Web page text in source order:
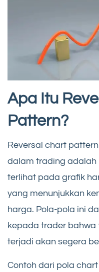
Apa Itu
Pattern?
Reversal chart
dalam trading adalah
terlihat pada grafik
yang menunjukkan
harga. Pola-pola ini
kepada trader bahwa
terjadi akan segera
Contoh dari pola